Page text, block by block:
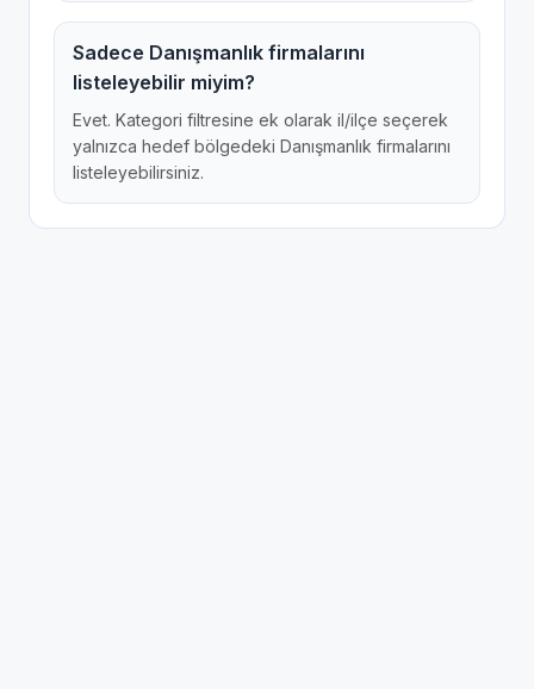
Sadece Danışmanlık firmalarını
listeleyebilir miyim?
Evet. Kategori filtresine ek olarak il/ilçe seçerek
yalnızca hedef bölgedeki Danışmanlık firmalarını
listeleyebilirsiniz.